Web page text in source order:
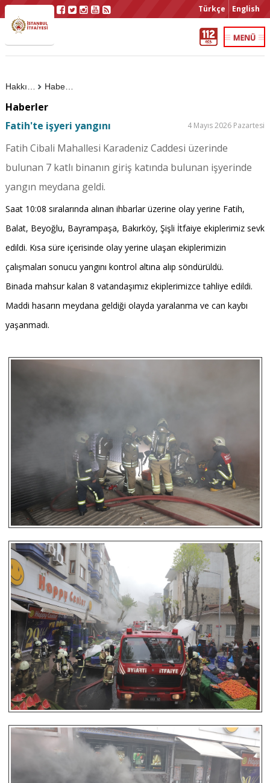
Türkçe English
Haberler
Haberler
Fatih'te işyeri yangını
4 Mayıs 2026 Pazartesi
Fatih Cibali Mahallesi Karadeniz Caddesi üzerinde
bulunan 7 katlı binanın giriş katında bulunan işyerinde
yangın meydana geldi.
Saat 10:08 sıralarında alınan ihbarlar üzerine olay yerine Fatih,
Balat, Beyoğlu, Bayrampaşa, Bakırköy, Şişli İtfaiye ekiplerimiz sevk
edildi. Kısa süre içerisinde olay yerine ulaşan ekiplerimizin
çalışmaları sonucu yangını kontrol altına alıp söndürüldü.
Binada mahsur kalan 8 vatandaşımız ekiplerimizce tahliye edildi.
Maddi hasarın meydana geldiği olayda yaralanma ve can kaybı
yaşanmadı.